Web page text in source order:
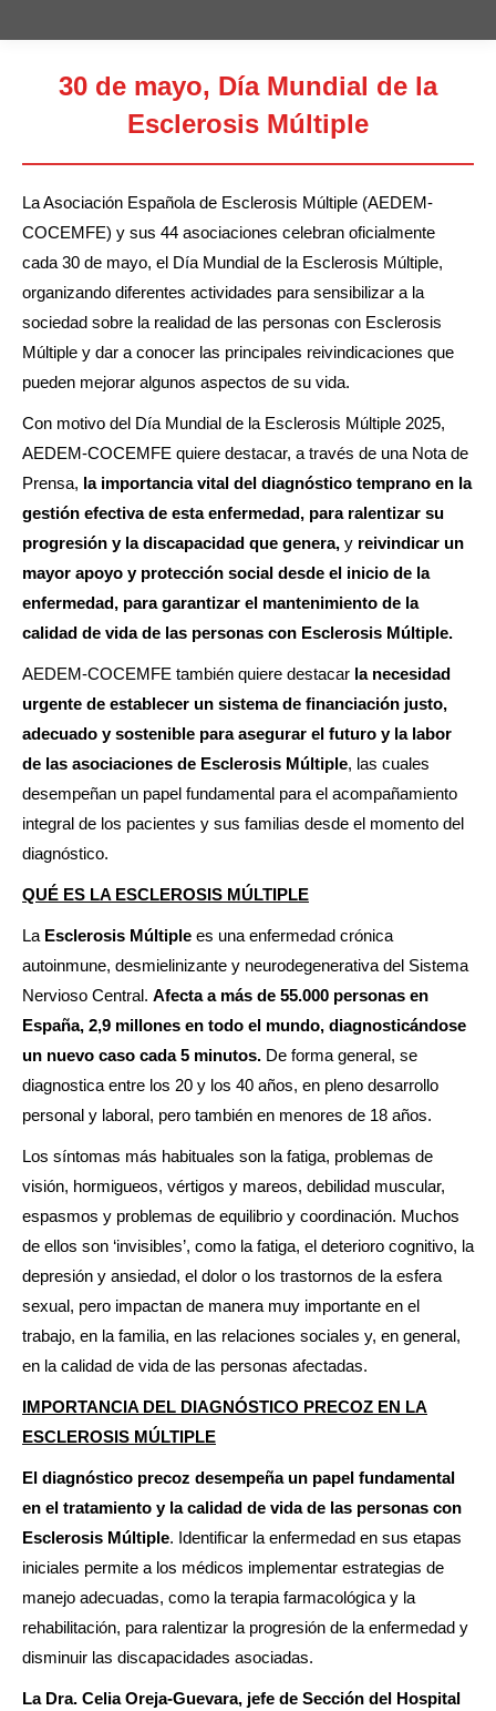
30 de mayo, Día Mundial de la
Esclerosis Múltiple
La Asociación Española de Esclerosis Múltiple (AEDEM-
COCEMFE) y sus 44 asociaciones celebran oficialmente
cada 30 de mayo, el Día Mundial de la Esclerosis Múltiple,
organizando diferentes actividades para sensibilizar a la
sociedad sobre la realidad de las personas con Esclerosis
Múltiple y dar a conocer las principales reivindicaciones que
pueden mejorar algunos aspectos de su vida.
Con motivo del Día Mundial de la Esclerosis Múltiple 2025,
AEDEM-COCEMFE quiere destacar, a través de una Nota de
Prensa, la importancia vital del diagnóstico temprano en la
gestión efectiva de esta enfermedad, para ralentizar su
progresión y la discapacidad que genera, y reivindicar un
mayor apoyo y protección social desde el inicio de la
enfermedad, para garantizar el mantenimiento de la
calidad de vida de las personas con Esclerosis Múltiple.
AEDEM-COCEMFE también quiere destacar la necesidad
urgente de establecer un sistema de financiación justo,
adecuado y sostenible para asegurar el futuro y la labor
de las asociaciones de Esclerosis Múltiple, las cuales
desempeñan un papel fundamental para el acompañamiento
integral de los pacientes y sus familias desde el momento del
diagnóstico.
QUÉ ES LA ESCLEROSIS MÚLTIPLE
La Esclerosis Múltiple es una enfermedad crónica
autoinmune, desmielinizante y neurodegenerativa del Sistema
Nervioso Central. Afecta a más de 55.000 personas en
España, 2,9 millones en todo el mundo, diagnosticándose
un nuevo caso cada 5 minutos. De forma general, se
diagnostica entre los 20 y los 40 años, en pleno desarrollo
personal y laboral, pero también en menores de 18 años.
Los síntomas más habituales son la fatiga, problemas de
visión, hormigueos, vértigos y mareos, debilidad muscular,
espasmos y problemas de equilibrio y coordinación. Muchos
de ellos son ‘invisibles’, como la fatiga, el deterioro cognitivo, la
depresión y ansiedad, el dolor o los trastornos de la esfera
sexual, pero impactan de manera muy importante en el
trabajo, en la familia, en las relaciones sociales y, en general,
en la calidad de vida de las personas afectadas.
IMPORTANCIA DEL DIAGNÓSTICO PRECOZ EN LA
ESCLEROSIS MÚLTIPLE
El diagnóstico precoz desempeña un papel fundamental
en el tratamiento y la calidad de vida de las personas con
Esclerosis Múltiple. Identificar la enfermedad en sus etapas
iniciales permite a los médicos implementar estrategias de
manejo adecuadas, como la terapia farmacológica y la
rehabilitación, para ralentizar la progresión de la enfermedad y
disminuir las discapacidades asociadas.
La Dra. Celia Oreja-Guevara, jefe de Sección del Hospital